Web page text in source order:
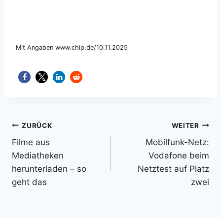
Mit Angaben www.chip.de/10.11.2025
Beitragsnavigation
ZURÜCK
Filme aus
Mediatheken
herunterladen – so
geht das
WEITER
Mobilfunk-Netz:
Vodafone beim
Netztest auf Platz
zwei